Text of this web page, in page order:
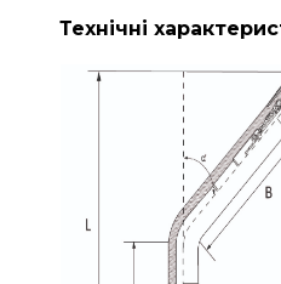
Технічні